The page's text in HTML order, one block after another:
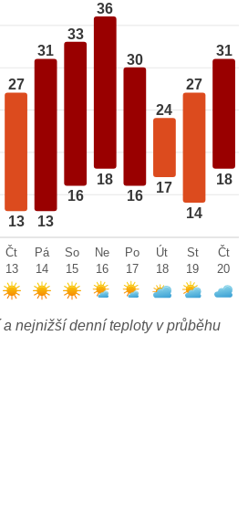
27
13
31
13
33
16
36
18
30
16
24
17
27
14
31
18
Čt
13
Pá
14
So
15
Ne
16
Po
17
Út
18
St
19
Čt
20
nejnižší denní teploty v průběhu